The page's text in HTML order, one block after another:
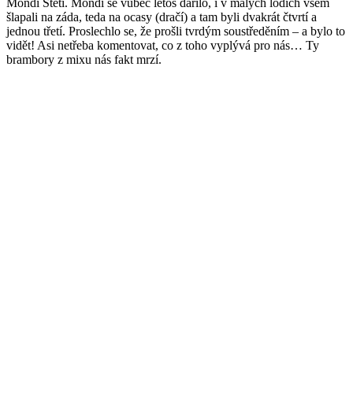
Mondi Štětí. Mondi se vůbec letos dařilo, i v malých lodích všem
šlapali na záda, teda na ocasy (dračí) a tam byli dvakrát čtvrtí a
jednou třetí. Proslechlo se, že prošli tvrdým soustředěním – a bylo to
vidět! Asi netřeba komentovat, co z toho vyplývá pro nás… Ty
brambory z mixu nás fakt mrzí.